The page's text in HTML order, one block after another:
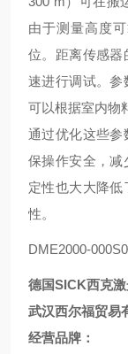
由于测量高度
位。距离传感器
速进行调试。参
可以根据室内物
通过优化这些参
保操作安全，减
定性也大大降
性。
DME2000-
德国SICK西克
武汉西尔福贸易
经营品牌：